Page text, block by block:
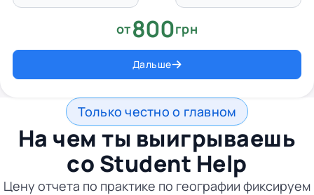
от800грн
Дальше
Только честно о главном
На чем ты выигрываешь
со Student Help
Цену отчета по практике по географии фиксируем